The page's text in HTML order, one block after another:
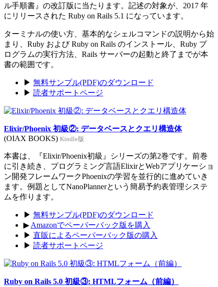
ル手順書』の改訂版に当たります。記述の対象が、2017 年
にリリースされた Ruby on Rails 5.1 になっています。
ターミナルの使い方、基本的なシェルコマンドの説明から始
まり、Ruby および Ruby on Rails のインストール、Ruby プ
ログラムの実行方法、Rails サーバーの起動と終了までが本
書の範囲です。
▶ 無料サンプル(PDF)のダウンロード
▶ 読者サポートページ
Elixir/Phoenix 初級②: データベースとクエリ構造体
(OIAX BOOKS) Kindle版
本書は、『Elixir/Phoenix初級』シリーズの第2巻です。前巻
に引き続き、プログラミング言語ElixirとWebアプリケーショ
ン開発フレームワークPhoenixの学習を並行的に進めていき
ます。例題としてNanoPlannerという簡易予約表管理システ
ムを作ります。
▶ 無料サンプル(PDF)のダウンロード
▶ Amazonでペーパーバック版を購入
▶ 直販によるペーパーバック版の購入
▶ 読者サポートページ
Ruby on Rails 5.0 初級③: HTMLフォーム（前編）